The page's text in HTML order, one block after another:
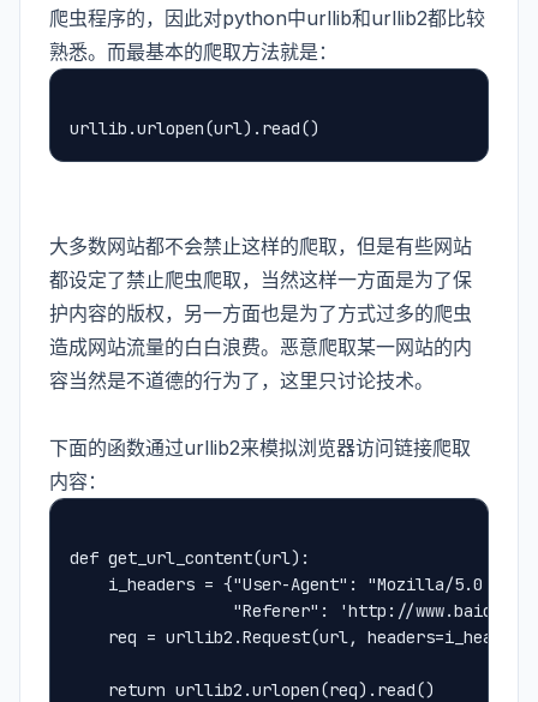
爬虫程序的，因此对python中urllib和urllib2都比较
熟悉。而最基本的爬取方法就是：
urllib.urlopen(url).read()
大多数网站都不会禁止这样的爬取，但是有些网站
都设定了禁止爬虫爬取，当然这样一方面是为了保
护内容的版权，另一方面也是为了方式过多的爬虫
造成网站流量的白白浪费。恶意爬取某一网站的内
容当然是不道德的行为了，这里只讨论技术。
下面的函数通过urllib2来模拟浏览器访问链接爬取
内容：
def get_url_content(url):
i_headers = {"User-Agent": "Mozilla/5.0
"Referer": 'http://
req = urllib2.Request(url,
    return urllib2.urlopen(req).read()